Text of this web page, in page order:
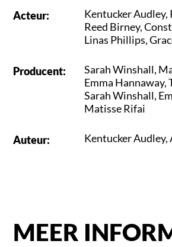
Acteur: Kentucker Audley,
Reed Birney,
Linas Phillips,
Producent: Sarah Winshall,
Emma Hannaway,
Sarah Winshall,
Matisse Rifai
Auteur: Kentucker Audley,
MEER